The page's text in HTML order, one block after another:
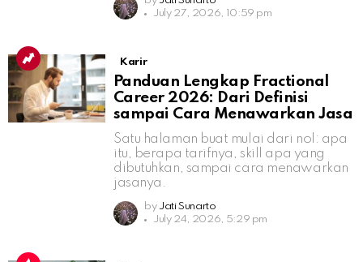
July 27, 2026, 10:59 pm
Karir
Panduan Lengkap Fractional
Career 2026: Dari Definisi
sampai Cara Menawarkan Jasa
Satu halaman buat mulai dari nol: apa
itu, berapa tarifnya, skill apa yang
dibutuhkan, sampai cara menawarkan
jasanya.
by Jati Sunarto
July 24, 2026, 5:29 pm